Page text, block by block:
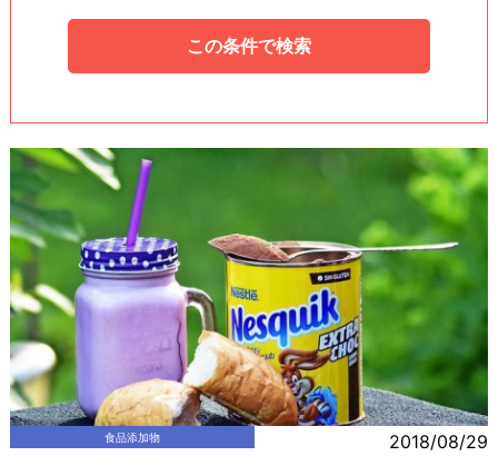
食品添加物 2018/08/29